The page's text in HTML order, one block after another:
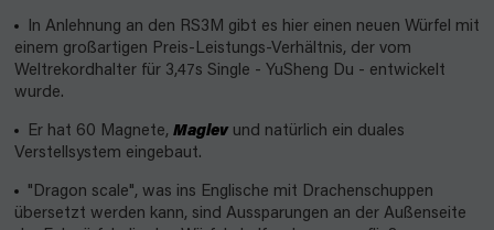
In Anlehnung an den RS3M gibt es hier einen neuen Würfel mit
einem großartigen Preis-Leistungs-Verhältnis, der vom
Weltrekordhalter für 3,47s Single - YuSheng Du - entwickelt
wurde.
Er hat 60 Magnete, Maglev und natürlich ein duales
Verstellsystem eingebaut.
"Dragon scale", was ins Englische mit Drachenschuppen
übersetzt werden kann, sind Aussparungen an der Außenseite